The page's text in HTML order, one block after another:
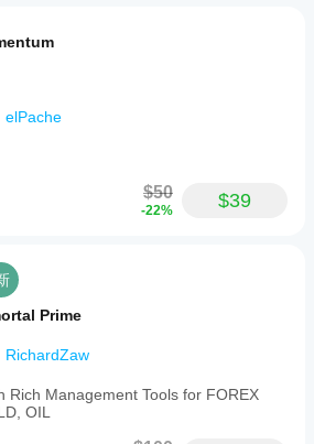
elPache
$50
-22% $39
Prime
RichardZaw
Rich Management Tools for FOREX
OIL